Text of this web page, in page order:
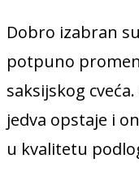
Dobro izabran
potpuno
saksijskog
jedva opstaje i
u kvalitetu